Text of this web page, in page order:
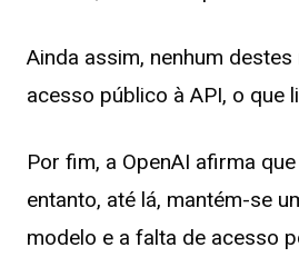
Ainda assim, nenhum
acesso público à API, o que
Por fim, a OpenAI afirma
entanto, até lá, mantém-se
modelo e a falta de acesso